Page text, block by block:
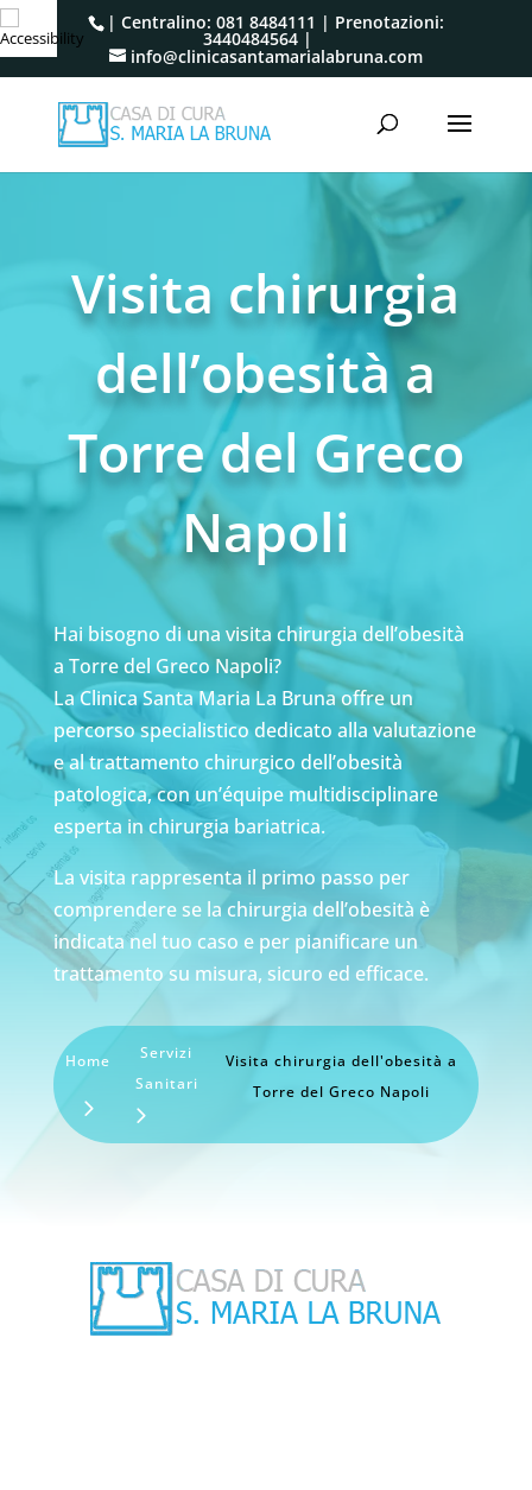
| Centralino: 081 8484111 | Prenotazioni:
3440484564 |
info@clinicasantamarialabruna.com
Visita chirurgia
dell’obesità a
Torre del Greco
Napoli
Hai bisogno di una visita chirurgia dell’obesità
a Torre del Greco Napoli?
La Clinica Santa Maria La Bruna offre un
percorso specialistico dedicato alla valutazione
e al trattamento chirurgico dell’obesità
patologica, con un’équipe multidisciplinare
esperta in chirurgia bariatrica.
La visita rappresenta il primo passo per
comprendere se la chirurgia dell’obesità è
indicata nel tuo caso e per pianificare un
trattamento su misura, sicuro ed efficace.
Home
Servizi
Sanitari
Visita chirurgia dell'obesità a
Torre del Greco Napoli